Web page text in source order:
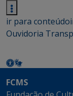
ir para conteúdo
Ouvidoria
FCMS